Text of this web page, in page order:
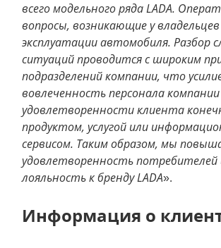
всего модельного ряда LADA.
вопросы, возникающие у владельцев
эксплуатации автомобиля. Разбор
ситуаций проводится с широким
подразделений компании, что
вовлеченность персонала компании
удовлетворенности клиента
продуктом, услугой или
сервисом. Таким образом, мы
удовлетворенность потребителей
лояльность к бренду LADA».
Информация о